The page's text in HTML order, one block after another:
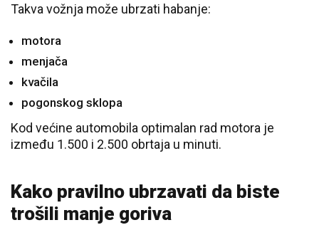
Takva vožnja može ubrzati habanje:
motora
menjača
kvačila
pogonskog sklopa
Kod većine automobila optimalan rad motora je
između 1.500 i 2.500 obrtaja u minuti.
Kako pravilno ubrzavati da biste
trošili manje goriva